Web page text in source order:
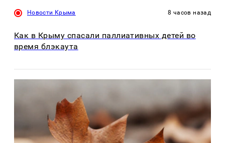
Новости Крыма 8 часов назад
Как в Крыму спасали паллиативных детей во
время блэкаута